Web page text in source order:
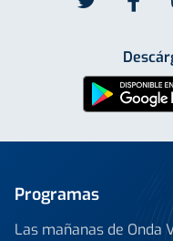
Programas
Las mañanas de Onda